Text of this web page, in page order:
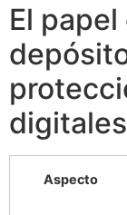
El
digitales
Aspecto